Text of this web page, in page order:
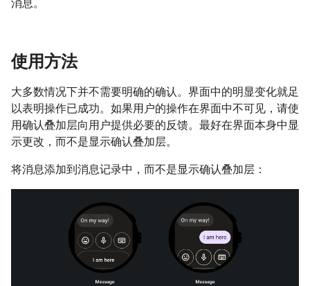
消息。
使用方法
大多数情况下并不需要明确的确认。界面中的明显变化就足
以表明操作已成功。如果用户的操作在界面中不可见，请使
用确认叠加层向用户提供必要的反馈。最好在界面本身中显
示更改，而不是显示确认叠加层。
将消息添加到消息记录中，而不是显示确认叠加层：